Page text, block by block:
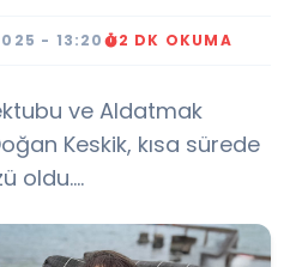
- 13:20 2 DK OKUMA
ve Aldatmak
Keskik, kısa sürede
oldu….